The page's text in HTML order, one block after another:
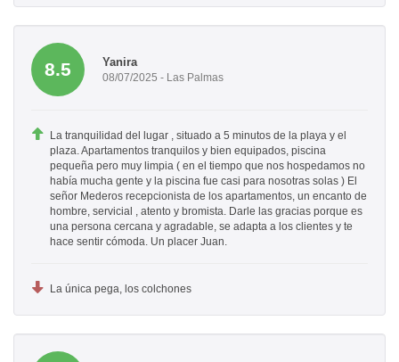
8.5 Yanira
08/07/2025 - Las Palmas
La tranquilidad del lugar , situado a 5 minutos de la playa y el
plaza. Apartamentos tranquilos y bien equipados, piscina
pequeña pero muy limpia ( en el tiempo que nos hospedamos no
había mucha gente y la piscina fue casi para nosotras solas ) El
señor Mederos recepcionista de los apartamentos, un encanto de
hombre, servicial , atento y bromista. Darle las gracias porque es
una persona cercana y agradable, se adapta a los clientes y te
hace sentir cómoda. Un placer Juan.
La única pega, los colchones